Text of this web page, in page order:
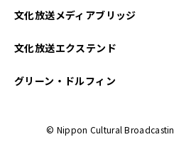
2024年11月
2024年10月
2024年09月
文化放送メディアブリッジ
文化放送エクステンド
グリーン・ドルフィン
© Nippon Cultural